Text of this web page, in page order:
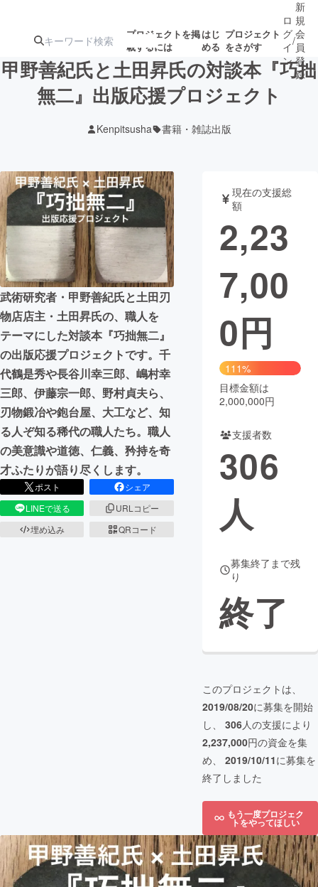
プロジェクトを掲
載するには
はじ
める
プロジェクト
をさがす
注目の新着プロ
ジェクト
募集終了が近いプ
ロジェクト
アート・写真 音楽
テクノロジー・ガジェット ゲーム・サ
映像・映画
ビジネス・起業
まちづくり・地域活性化
CAMPFIRE for Social Good
CAMPFIRE Creation
CAMPFIREふるさと納税machi-ya コミュニティ
ロ
グ
イ
ン
/
新
規
会
員
登
録
甲野善紀氏と土田昇氏の対談本『巧拙
無二』出版応援プロジェクト
Kenpitsusha 書籍・雑誌出版
武術研究者・甲野善紀氏と土田刃
物店店主・土田昇氏の、職人を
テーマにした対談本『巧拙無二』
の出版応援プロジェクトです。千
代鶴是秀や長谷川幸三郎、嶋村幸
三郎、伊藤宗一郎、野村貞夫ら、
刃物鍛冶や鉋台屋、大工など、知
る人ぞ知る稀代の職人たち。職人
の美意識や道徳、仁義、矜持を奇
才ふたりが語り尽くします。
ポスト
シェア
LINEで送る
URLコピー
埋め込み
QRコード
現在の支援総
額
2,23
7,00
0円
111%
目標金額は
2,000,000円
支援者数
306
人
募集終了まで残
り
終了
このプロジェクトは、
2019/08/20に募集を開始
し、 306人の支援により
2,237,000円の資金を集
め、 2019/10/11に募集を
終了しました
もう一度プロジェク
トをやってほしい